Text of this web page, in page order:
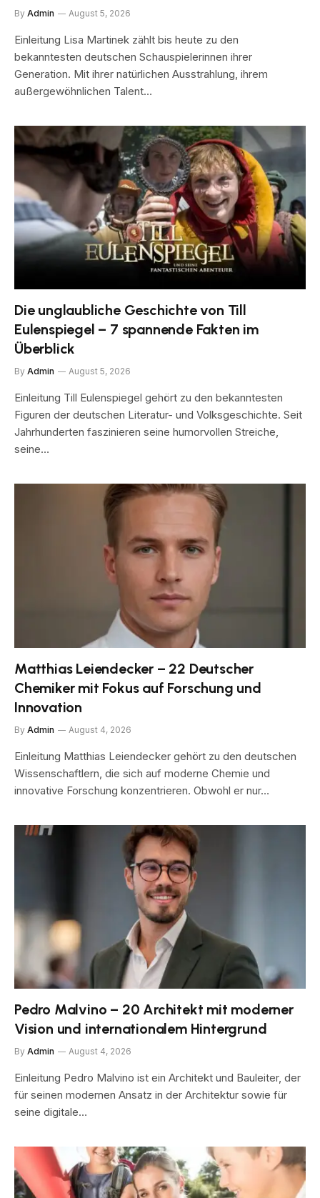
By Admin August 5, 2026
Einleitung Lisa Martinek zählt bis heute zu den
bekanntesten deutschen Schauspielerinnen ihrer
Generation. Mit ihrer natürlichen Ausstrahlung, ihrem
außergewöhnlichen Talent…
Die unglaubliche Geschichte von Till
Eulenspiegel – 7 spannende Fakten im
Überblick
By Admin August 5, 2026
Einleitung Till Eulenspiegel gehört zu den bekanntesten
Figuren der deutschen Literatur- und Volksgeschichte. Seit
Jahrhunderten faszinieren seine humorvollen Streiche,
seine…
Matthias Leiendecker – 22 Deutscher
Chemiker mit Fokus auf Forschung und
Innovation
By Admin August 4, 2026
Einleitung Matthias Leiendecker gehört zu den deutschen
Wissenschaftlern, die sich auf moderne Chemie und
innovative Forschung konzentrieren. Obwohl er nur…
Pedro Malvino – 20 Architekt mit moderner
Vision und internationalem Hintergrund
By Admin August 4, 2026
Einleitung Pedro Malvino ist ein Architekt und Bauleiter, der
für seinen modernen Ansatz in der Architektur sowie für
seine digitale…